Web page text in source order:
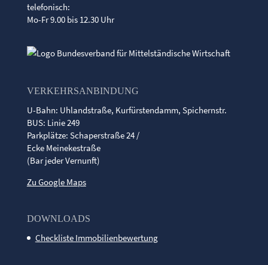
telefonisch:
Mo-Fr 9.00 bis 12.30 Uhr
VERKEHRSANBINDUNG
U-Bahn: Uhlandstraße, Kurfürstendamm, Spichernstr.
BUS: Linie 249
Parkplätze: Schaperstraße 24 /
Ecke Meinekestraße
(Bar jeder Vernunft)
Zu Google Maps
DOWNLOADS
Checkliste Immobilienbewertung